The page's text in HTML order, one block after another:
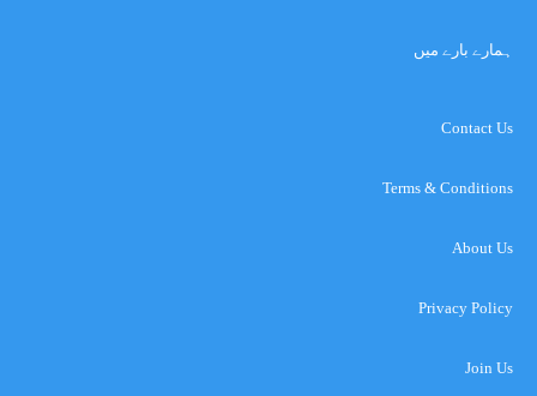
ہمارے بارے میں
Contact Us
Terms & Conditions
About Us
Privacy Policy
Join Us